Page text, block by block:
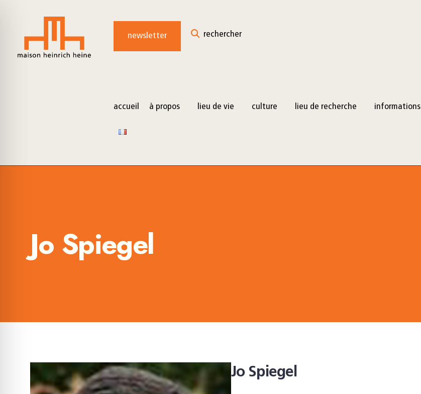
content
newsletter rechercher
accueil à propos lieu de vie culture lieu de recherche informations
Jo Spiegel
Jo Spiegel